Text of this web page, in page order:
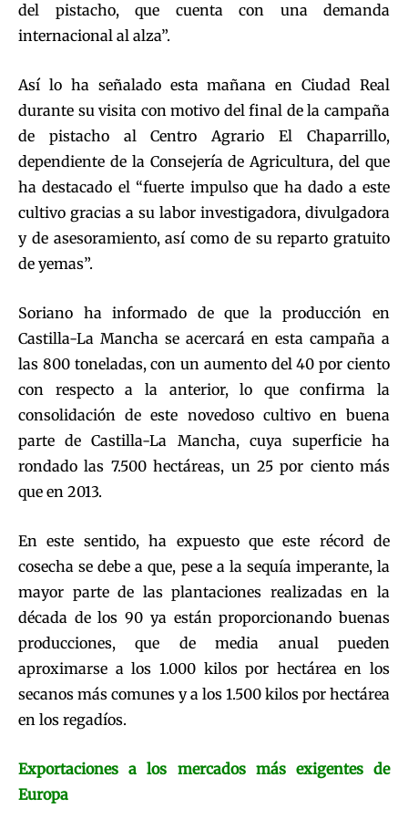
del pistacho, que cuenta con una demanda
internacional al alza”.
Así lo ha señalado esta mañana en Ciudad Real
durante su visita con motivo del final de la campaña
de pistacho al Centro Agrario El Chaparrillo,
dependiente de la Consejería de Agricultura, del que
ha destacado el “fuerte impulso que ha dado a este
cultivo gracias a su labor investigadora, divulgadora
y de asesoramiento, así como de su reparto gratuito
de yemas”.
Soriano ha informado de que la producción en
Castilla-La Mancha se acercará en esta campaña a
las 800 toneladas, con un aumento del 40 por ciento
con respecto a la anterior, lo que confirma la
consolidación de este novedoso cultivo en buena
parte de Castilla-La Mancha, cuya superficie ha
rondado las 7.500 hectáreas, un 25 por ciento más
que en 2013.
En este sentido, ha expuesto que este récord de
cosecha se debe a que, pese a la sequía imperante, la
mayor parte de las plantaciones realizadas en la
década de los 90 ya están proporcionando buenas
producciones, que de media anual pueden
aproximarse a los 1.000 kilos por hectárea en los
secanos más comunes y a los 1.500 kilos por hectárea
en los regadíos.
Exportaciones a los mercados más exigentes de
Europa